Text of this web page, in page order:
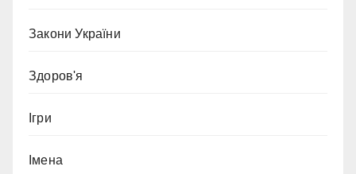
Закони України
Здоров'я
Ігри
Імена